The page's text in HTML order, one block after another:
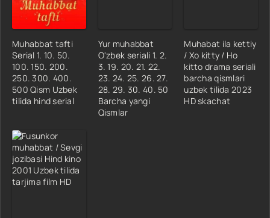
Muhabbat tafti
Serial 1. 10. 50.
100. 150. 200.
250. 300. 400.
500 Qism Uzbek
tilida hind serial
Yur muhabbat
O'zbek seriali 1. 2.
3. 19. 20. 21. 22.
23. 24. 25. 26. 27.
28. 29. 30. 40. 50
Barcha yangi
Qismlar
Muhabat ila kettiy
/ Xo kitty / Ho
kitto drama seriali
barcha qismlari
uzbek tilida 2023
HD skachat